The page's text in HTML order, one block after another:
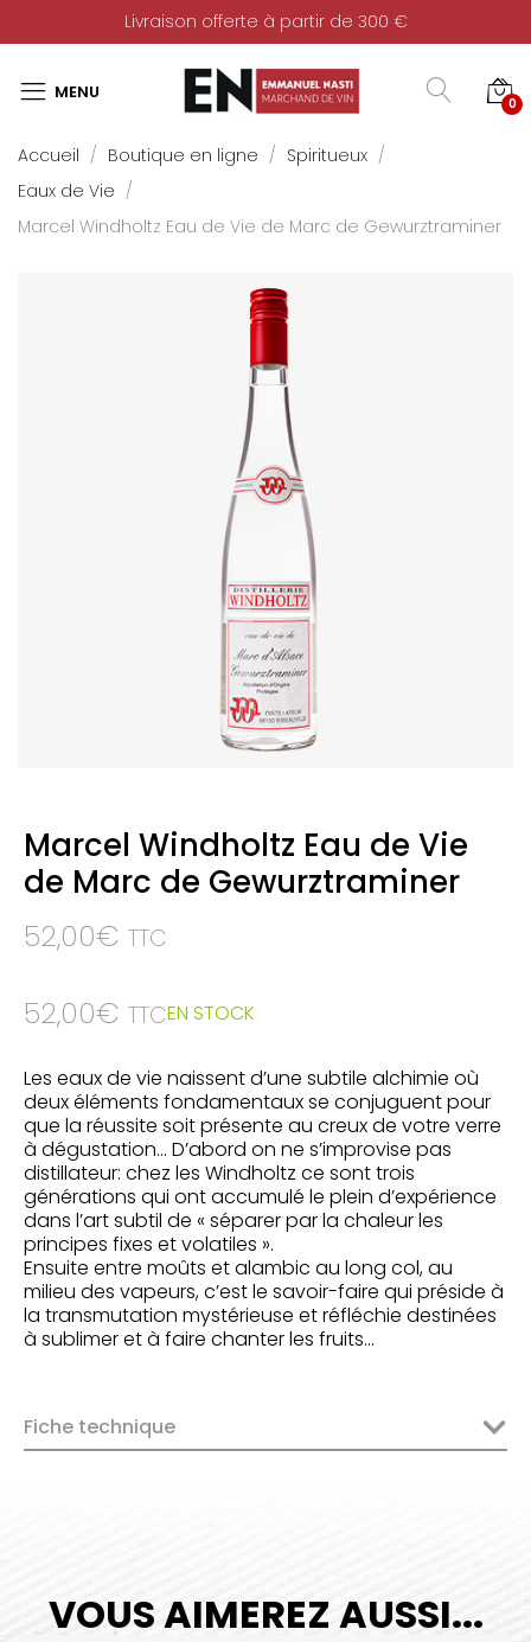
Livraison offerte à partir de 300 €
0
Accueil Boutique en ligne
Spiritueux
Eaux de Vie
Marcel Windholtz Eau de Vie de Marc de Gewurztraminer
Marcel Windholtz Eau de Vie
de Marc de Gewurztraminer
52,00€ TTC
52,00€ TTCEN STOCK
Les eaux de vie naissent d’une subtile alchimie où
deux éléments fondamentaux se conjuguent pour
que la réussite soit présente au creux de votre verre
à dégustation… D’abord on ne s’improvise pas
distillateur: chez les Windholtz ce sont trois
générations qui ont accumulé le plein d’expérience
dans l’art subtil de « séparer par la chaleur les
principes fixes et volatiles ».
Ensuite entre moûts et alambic au long col, au
milieu des vapeurs, c’est le savoir-faire qui préside à
la transmutation mystérieuse et réfléchie destinées
à sublimer et à faire chanter les fruits…
Fiche technique
VOUS AIMEREZ AUSSI...